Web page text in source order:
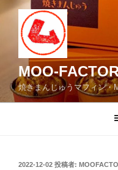
MOO-
焼きまんじゅうマフィン・
投
2022-12-02 投稿者: